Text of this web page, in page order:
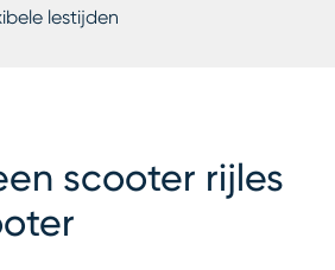
lestijden
scooter rijles